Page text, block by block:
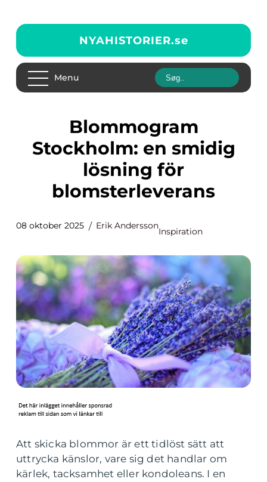
NYAHISTORIER.se
Menu
Blommogram
Stockholm: en smidig
lösning för
blomsterleverans
08 oktober 2025 Erik Andersson
Inspiration
Att skicka blommor är ett tidlöst sätt att
uttrycka känslor, vare sig det handlar om
kärlek, tacksamhet eller kondoleans. I en